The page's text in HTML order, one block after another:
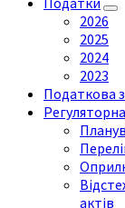
2026
2025
2024
2023
Податкова
актів